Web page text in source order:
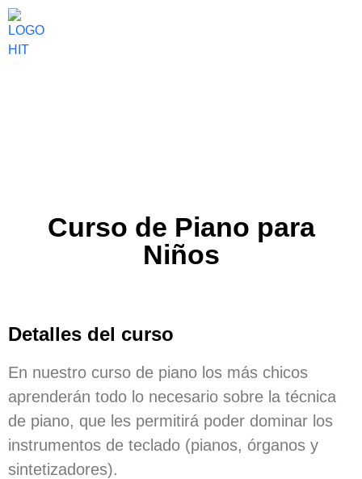
Curso de Piano para
Niños
Detalles del curso
En nuestro curso de piano los más chicos
aprenderán todo lo necesario sobre la técnica
de piano, que les permitirá poder dominar los
instrumentos de teclado (pianos, órganos y
sintetizadores).